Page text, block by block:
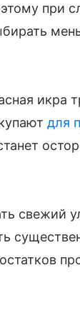
при
икра
для
свежий